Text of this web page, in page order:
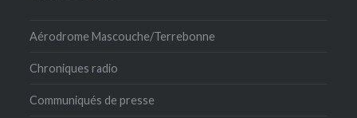
Aérodrome Mascouche/Terrebonne
Chroniques radio
Communiqués de presse